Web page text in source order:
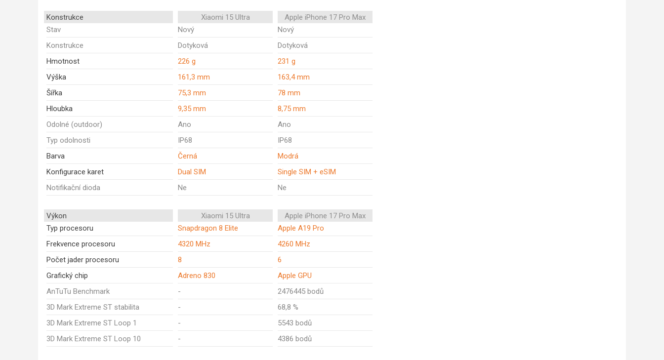
Konstrukce Xiaomi 15 Ultra
Apple iPhone 17 Pro Max
Stav
Nový
Nový
Konstrukce
Dotyková
Dotyková
Hmotnost
226 g
231 g
Výška
161,3 mm
163,4 mm
Šířka
75,3 mm
78 mm
Hloubka
9,35 mm
8,75 mm
Odolné (outdoor)
Ano
Ano
Typ odolnosti
IP68
IP68
Barva
Černá
Modrá
Konfigurace karet
Dual SIM
Single SIM + eSIM
Notifikační dioda
Ne Ne
Výkon Xiaomi 15 Ultra
Apple iPhone 17 Pro Max
Typ procesoru
Snapdragon 8 Elite
Apple A19 Pro
Frekvence procesoru
4320 MHz
4260 MHz
Počet jader procesoru
8
6
Grafický chip
Adreno 830
Apple GPU
AnTuTu Benchmark
-
2476445 bodů
3D Mark Extreme ST stabilita
-
68,8 %
3D Mark Extreme ST Loop 1
-
5543 bodů
3D Mark Extreme ST Loop 10
- 4386 bodů